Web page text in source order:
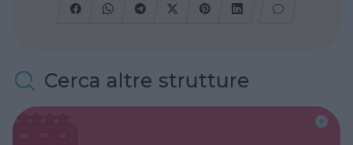
Cerca altre strutture